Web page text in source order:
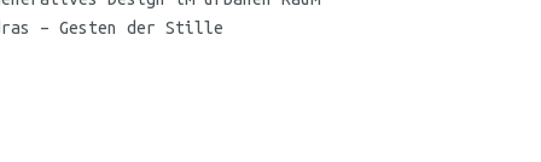
– Gesten der Stille